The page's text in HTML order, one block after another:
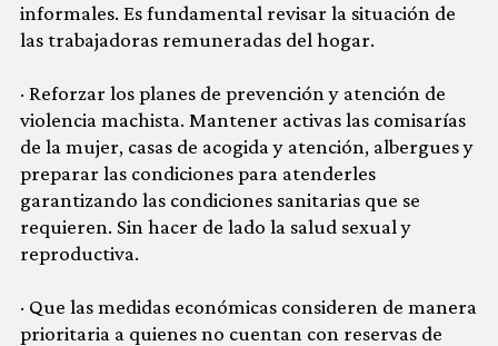
informales. Es fundamental revisar la situación de
las trabajadoras remuneradas del hogar.
· Reforzar los planes de prevención y atención de
violencia machista. Mantener activas las comisarías
de la mujer, casas de acogida y atención, albergues y
preparar las condiciones para atenderles
garantizando las condiciones sanitarias que se
requieren. Sin hacer de lado la salud sexual y
reproductiva.
· Que las medidas económicas consideren de manera
prioritaria a quienes no cuentan con reservas de